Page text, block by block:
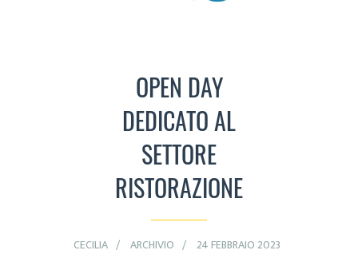
OPEN DAY
DEDICATO AL
SETTORE
RISTORAZIONE
CECILIA ARCHIVIO 24 FEBBRAIO 2023